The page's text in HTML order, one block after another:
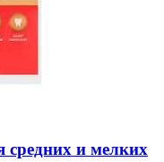
средних и мелких